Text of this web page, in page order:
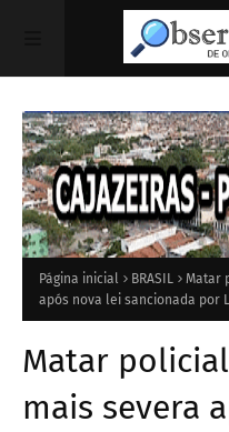
Página inicial BRASIL
Matar
após nova lei sancionada por
Matar
mais severa